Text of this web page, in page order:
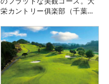
栄カントリー俱楽部（千葉